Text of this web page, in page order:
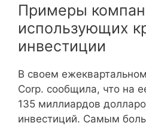
Примеры
использующих
инвестиции
В своем
Corp. сообщила, что на
135 миллиардов
инвестиций. Самым